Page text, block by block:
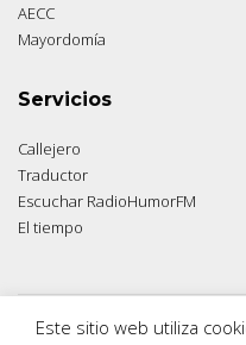
AECC
Mayordomía
Servicios
Callejero
Traductor
Escuchar RadioHumorFM
El tiempo
© 2026 Moratalla Noticias.Aviso legal
Este sitio web utiliza